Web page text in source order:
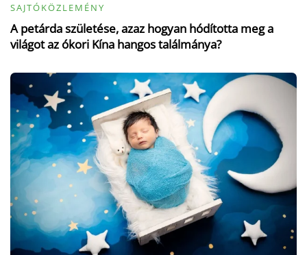
SAJTÓKÖZLEMÉNY
A petárda születése, azaz hogyan hódította meg a
világot az ókori Kína hangos találmánya?